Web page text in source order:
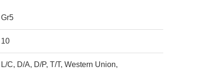
Gr5
10
L/C, D/A, D/P, T/T, Western Union,